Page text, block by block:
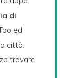
di
ed
città.
trovare